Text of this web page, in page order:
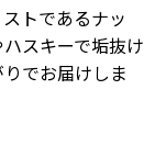
トであるナッ
スキーで垢抜け
でお届けしま